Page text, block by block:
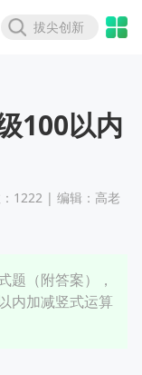
拔尖创新
100以内
1222 | 编辑：高老
题（附答案），
内加减竖式运算